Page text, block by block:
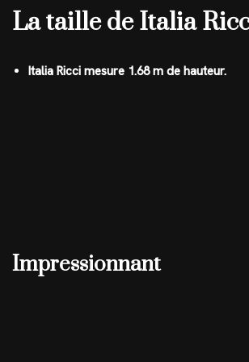
La taille de Italia
Italia Ricci mesure 1.68 m de hauteur.
Impressionnant